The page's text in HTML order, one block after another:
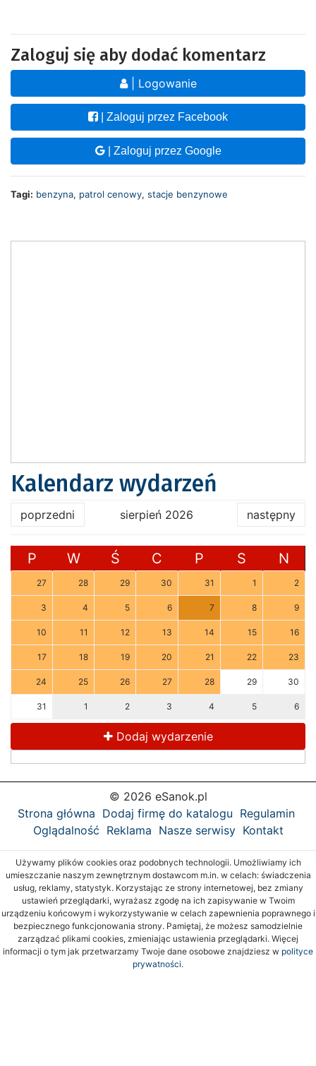
Zaloguj się aby dodać komentarz
| Logowanie
| Zaloguj przez Facebook
| Zaloguj przez Google
Tagi: benzyna, patrol cenowy, stacje benzynowe
Kalendarz wydarzeń
poprzedni sierpień 2026 następny
P W Ś C P S N
27 28 29 30 31 1 2
3 4 5 6 7 8 9
10 11 12 13 14 15 16
17 18 19 20 21 22 23
24 25 26 27 28 29 30
31 1 2 3 4 5 6
Dodaj wydarzenie
© 2026 eSanok.pl
Strona główna Dodaj firmę do katalogu Regulamin
Oglądalność Reklama Nasze serwisy Kontakt
Używamy plików cookies oraz podobnych technologii. Umożliwiamy ich
umieszczanie naszym zewnętrznym dostawcom m.in. w celach: świadczenia
usług, reklamy, statystyk. Korzystając ze strony internetowej, bez zmiany
ustawień przeglądarki, wyrażasz zgodę na ich zapisywanie w Twoim
urządzeniu końcowym i wykorzystywanie w celach zapewnienia poprawnego i
bezpiecznego funkcjonowania strony. Pamiętaj, że możesz samodzielnie
zarządzać plikami cookies, zmieniając ustawienia przeglądarki. Więcej
informacji o tym jak przetwarzamy Twoje dane osobowe znajdziesz w polityce
prywatności.